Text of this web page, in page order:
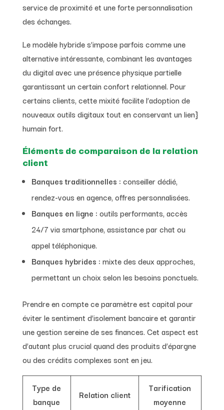
service de proximité et une forte personnalisation
des échanges.
Le modèle hybride s’impose parfois comme une
alternative intéressante, combinant les avantages
du digital avec une présence physique partielle
garantissant un certain confort relationnel. Pour
certains clients, cette mixité facilite l’adoption de
nouveaux outils digitaux tout en conservant un lien}
humain fort.
Éléments de comparaison de la relation
client
Banques traditionnelles : conseiller dédié,
rendez-vous en agence, offres personnalisées.
Banques en ligne : outils performants, accès
24/7 via smartphone, assistance par chat ou
appel téléphonique.
Banques hybrides : mixte des deux approches,
permettant un choix selon les besoins ponctuels.
Prendre en compte ce paramètre est capital pour
éviter le sentiment d’isolement bancaire et garantir
une gestion sereine de ses finances. Cet aspect est
d’autant plus crucial quand des produits d’épargne
ou des crédits complexes sont en jeu.
Type de
banque
Relation client
Tarification
moyenne